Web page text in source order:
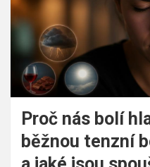
Proč nás bolí
běžnou tenzní